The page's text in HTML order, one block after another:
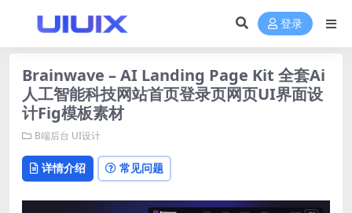
登录
Brainwave – AI Landing Page Kit 全套Ai
人工智能科技网站首页登录页网页UI界面设
计Fig模板素材
B端后台 UI设计
详情介绍 常见问题